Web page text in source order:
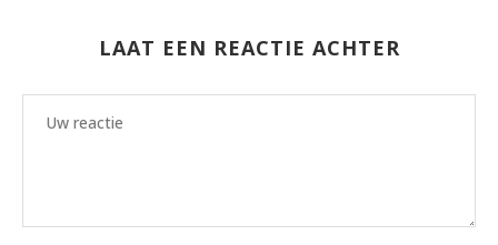
LAAT EEN REACTIE ACHTER